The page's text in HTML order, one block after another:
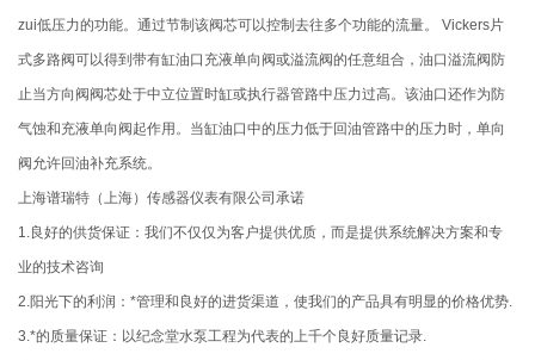
zui低压力的功能。通过节制该阀芯可以控制去往多个功能的流量。 Vickers片
式多路阀可以得到带有缸油口充液单向阀或溢流阀的任意组合，油口溢流阀防
止当方向阀阀芯处于中立位置时缸或执行器管路中压力过高。该油口还作为防
气蚀和充液单向阀起作用。当缸油口中的压力低于回油管路中的压力时，单向
阀允许回油补充系统。
上海谱瑞特（上海）传感器仪表有限公司承诺
1.良好的供货保证：我们不仅仅为客户提供优质，而是提供系统解决方案和专
业的技术咨询
2.阳光下的利润：*管理和良好的进货渠道，使我们的产品具有明显的价格优势.
3.*的质量保证：以纪念堂水泵工程为代表的上千个良好质量记录.